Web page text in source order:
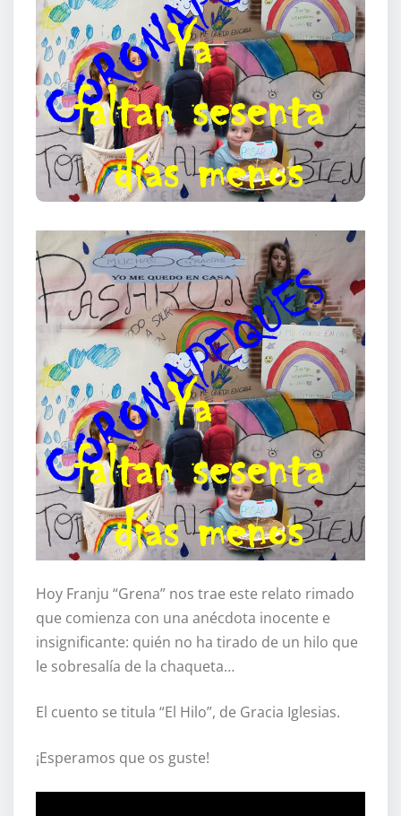
Hoy Franju “Grena” nos trae este relato rimado
que comienza con una anécdota inocente e
insignificante: quién no ha tirado de un hilo que
le sobresalía de la chaqueta…
El cuento se titula “El Hilo”, de Gracia Iglesias.
¡Esperamos que os guste!